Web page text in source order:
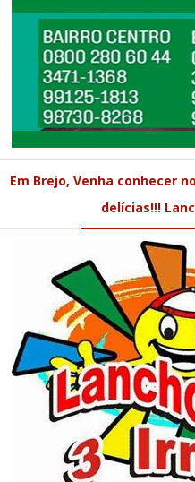
Em Brejo, Venha conhecer
delícias!!!